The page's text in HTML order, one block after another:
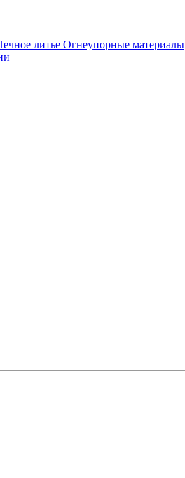
литье Огнеупорные материалы